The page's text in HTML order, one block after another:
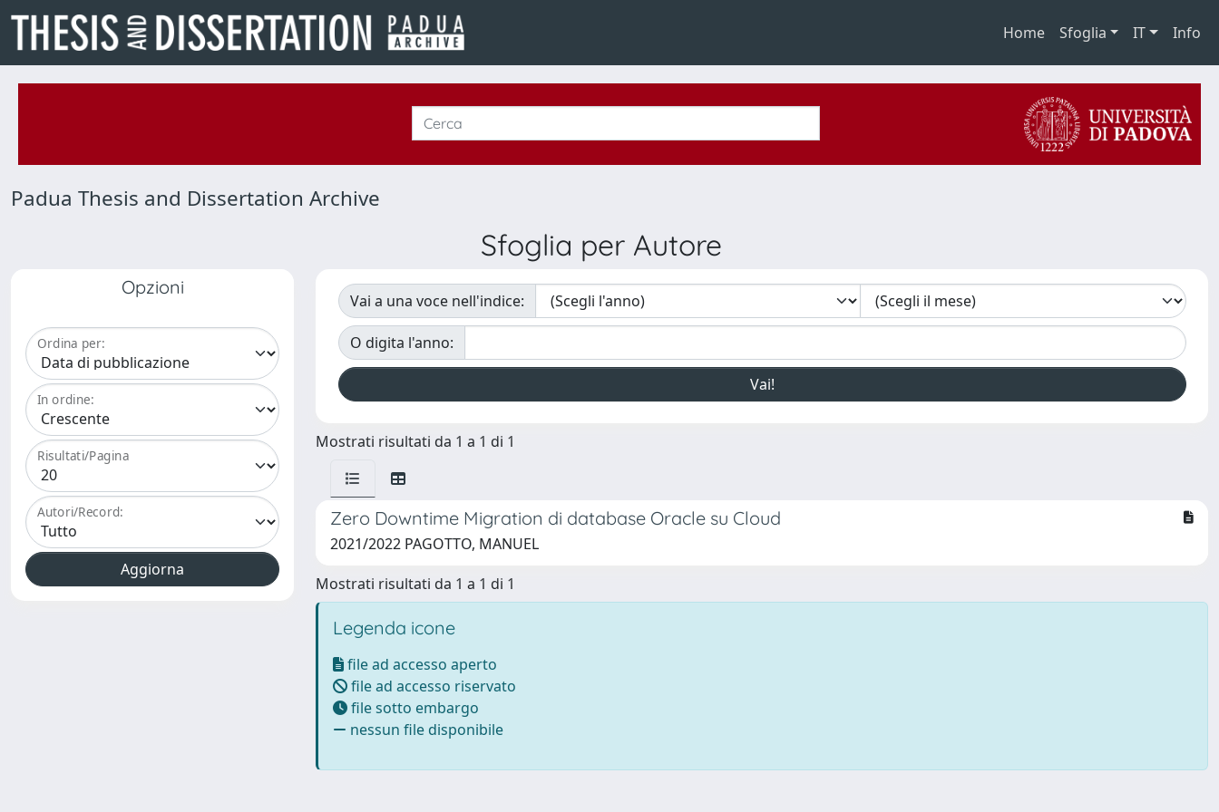
Home Sfoglia IT Info
Padua Thesis and Dissertation Archive
Sfoglia per Autore
Opzioni
Ordina per:
In ordine:
Risultati/Pagina
Autori/Record:
Vai a una voce nell'indice:
O digita l'anno:
Mostrati risultati da 1 a 1 di 1
Zero Downtime Migration di database Oracle su Cloud
2021/2022 PAGOTTO, MANUEL
Mostrati risultati da 1 a 1 di 1
Legenda icone
file ad accesso aperto
file ad accesso riservato
file sotto embargo
nessun file disponibile